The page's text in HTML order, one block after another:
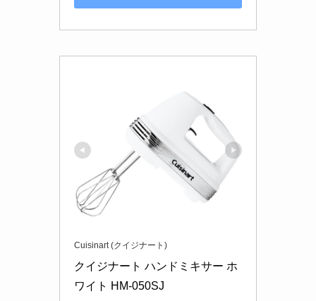
Cuisinart (クイジナート)
クイジナート ハンドミキサー ホ
ワイト HM-050SJ